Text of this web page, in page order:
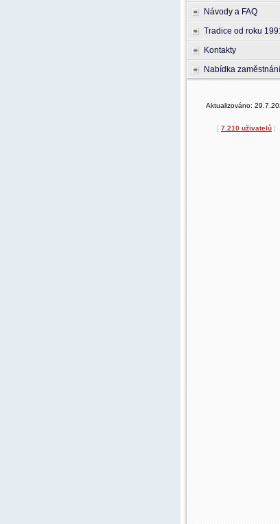
Návody a FAQ
Tradice od roku
Kontakty
Nabídka zaměstnání
Aktualizováno:
[ 7.210 uživatelů ]